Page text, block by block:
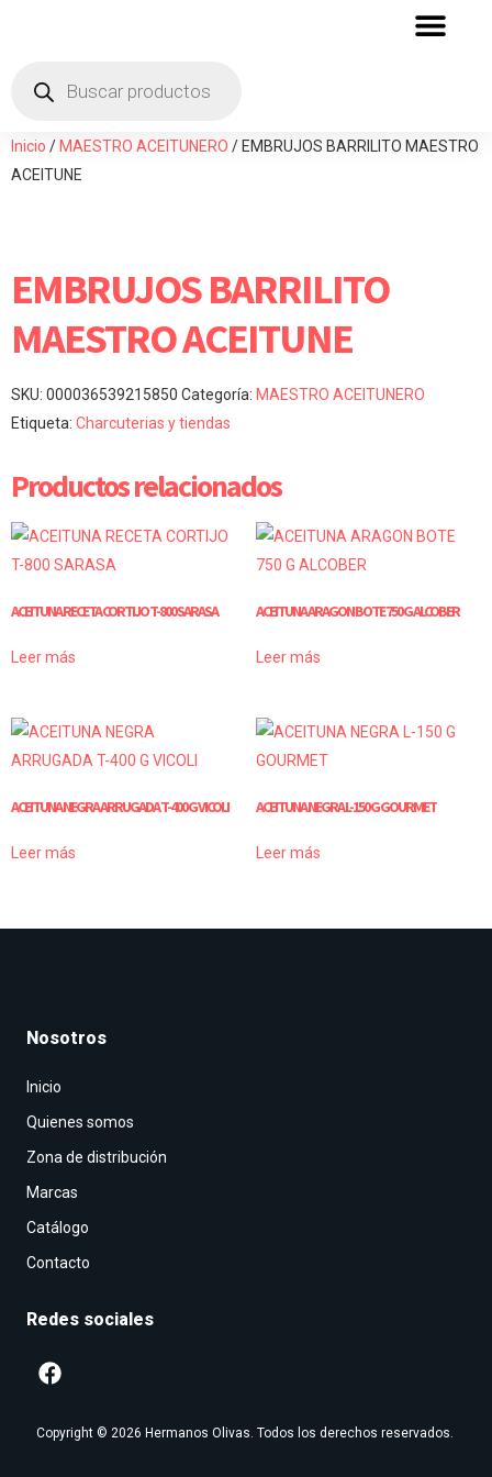
Inicio / MAESTRO ACEITUNERO / EMBRUJOS BARRILITO MAESTRO
ACEITUNE
EMBRUJOS BARRILITO
MAESTRO ACEITUNE
SKU: 000036539215850 Categoría: MAESTRO ACEITUNERO
Etiqueta: Charcuterias y tiendas
Productos relacionados
ACEITUNA RECETA CORTIJO T-800 SARASA
Leer más
ACEITUNA ARAGON BOTE 750 G ALCOBER
Leer más
ACEITUNA NEGRA ARRUGADA T-400 G VICOLI
Leer más
ACEITUNA NEGRA L-150 G GOURMET
Leer más
Nosotros
Inicio
Quienes somos
Zona de distribución
Marcas
Catálogo
Contacto
Redes sociales
Copyright © 2026 Hermanos Olivas. Todos los derechos reservados.